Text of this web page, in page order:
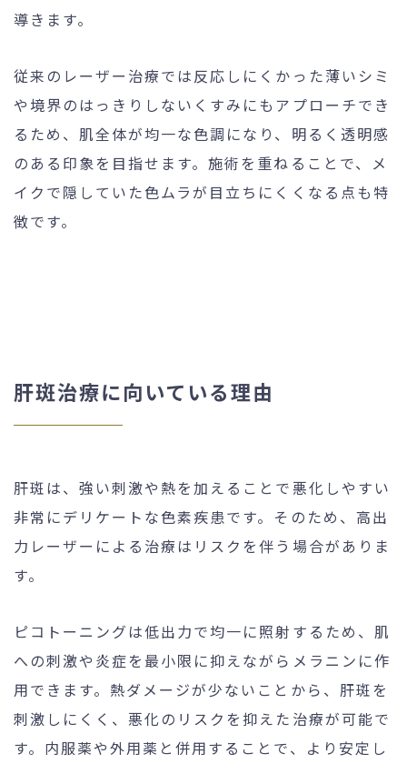
導きます。
従来のレーザー治療では反応しにくかった薄いシミ
や境界のはっきりしないくすみにもアプローチでき
るため、肌全体が均一な色調になり、明るく透明感
のある印象を目指せます。施術を重ねることで、メ
イクで隠していた色ムラが目立ちにくくなる点も特
徴です。
肝斑治療に向いている理由
肝斑は、強い刺激や熱を加えることで悪化しやすい
非常にデリケートな色素疾患です。そのため、高出
力レーザーによる治療はリスクを伴う場合がありま
す。
ピコトーニングは低出力で均一に照射するため、肌
への刺激や炎症を最小限に抑えながらメラニンに作
用できます。熱ダメージが少ないことから、肝斑を
刺激しにくく、悪化のリスクを抑えた治療が可能で
す。内服薬や外用薬と併用することで、より安定し